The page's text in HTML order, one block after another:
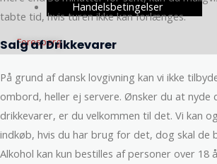
Handelsbetingelser
Forespørg
tabte tid, hvis turen ikke kan forlænges.
Salg af Drikkevarer
På grund af dansk lovgivning kan vi ikke
ombord, heller ej servere. Ønsker du at nyde
drikkevarer, er du velkommen til det. Vi kan
indkøb, hvis du har brug for det, dog skal de
Alkohol kan kun bestilles af personer over 18